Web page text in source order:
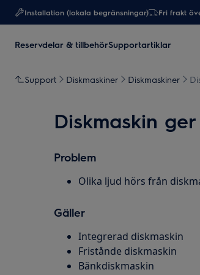
Installation (lokala begränsningar) Fri frakt
Reservdelar & tillbehörSupportartiklar
Support Diskmaskiner Diskmaskiner
Diskmaskin
Problem
Olika ljud hörs från
Gäller
Integrerad diskmaskin
Fristånde diskmaskin
Bänkdiskmaskin